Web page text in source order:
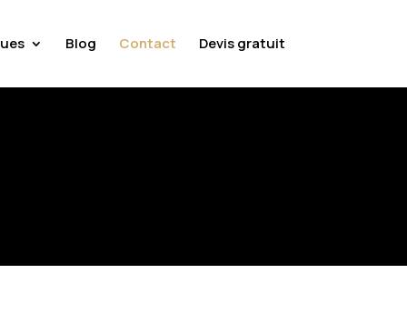
Blog Contact Devis gratuit